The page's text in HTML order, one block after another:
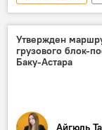
Президент
Экономика
Организация
Средний коридор
Утвержден
грузового блок-
Баку-Астара
Айгюль